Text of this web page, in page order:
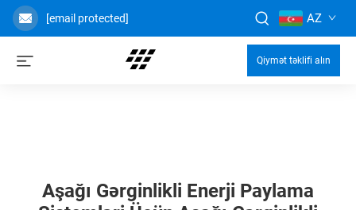
[email protected] AZ
Qiymət təklifi alın
Aşağı Gərginlikli Enerji Paylama